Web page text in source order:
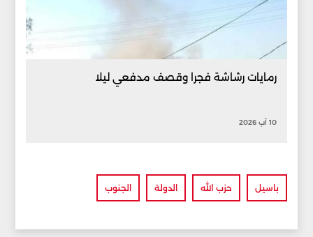
رمايات رشاشة فجرا وقصف مدفعي ليلا
10 آب 2026
باسيل حزب الله الدولة الجنوب